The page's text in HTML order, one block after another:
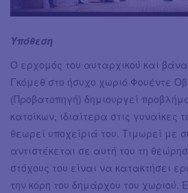
Υπόθεση
Ο ερχομός του αυταρχικού και
Γκόμεθ στο ήσυχο χωριό Φουέντε
(Προβατοπηγή) δημιουργεί
κατοίκων, ιδιαίτερα στις γυναίκες
θεωρεί υποχείριά του. Τιμωρεί με
αντιστέκεται σε αυτή του τη
στόχους του είναι να κατακτήσει
την κόρη του δημάρχου του χωριού.